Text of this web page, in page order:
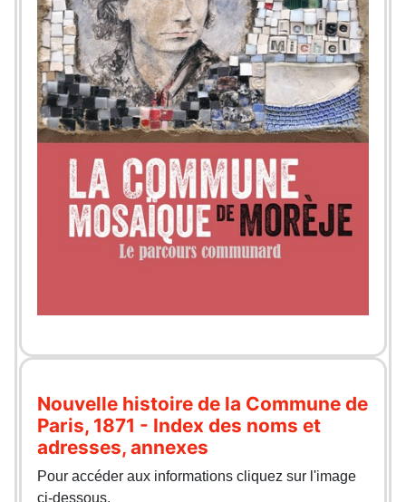
Nouvelle histoire de la Commune de
Paris, 1871 - Index des noms et
adresses, annexes
Pour accéder aux informations cliquez sur l'image
ci-dessous.